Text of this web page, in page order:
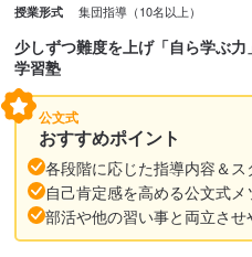
授業形式 集団指導（10名以上）
少しずつ難度を上げ「自ら学ぶ
学習塾
公文式
おすすめポイント
各段階に応じた指導内容＆ス
自己肯定感を高める公文式メ
部活や他の習い事と両立させ